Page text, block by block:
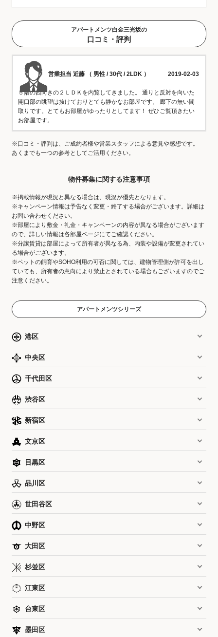
アパートメンツ白金三光坂の
口コミ・評判
営業担当 近藤 （ 男性 / 30代 / 2LDK ） 2019-02-03
５階の西向きの２ＬＤＫを内覧してきました。 通りと反対を向いた
開口部の眺望は抜けておりとても静かなお部屋です。 廊下の無い間
取りです。とてもお部屋がゆったりとしてます！ ぜひご覧頂きたい
お部屋です。
※口コミ・評判は、ご成約者様や営業スタッフによる意見や感想です。
あくまでも一つの参考としてご活用ください。
物件募集に関する注意事項
※掲載情報が現況と異なる場合は、現況が優先となります。
※キャンペーン情報は予告なく変更・終了する場合がございます。詳細は
お問い合わせください。
※部屋により敷金・礼金・キャンペーンの内容が異なる場合がございます
ので、詳しい情報は各部屋ページにてご確認ください。
※分譲賃貸は部屋によって所有者が異なる為、内装や設備が変更されてい
る場合がございます。
※ペットの飼育やSOHO利用の可否に関しては、建物管理側が許可を出し
ていても、所有者の意向により禁止とされている場合もございますのでご
注意ください。
アパートメンツシリーズ
港区
中央区
千代田区
渋谷区
新宿区
文京区
目黒区
品川区
世田谷区
中野区
大田区
杉並区
江東区
台東区
墨田区